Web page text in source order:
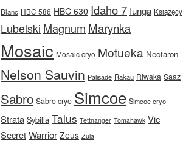
Blanc HBC 586 HBC 630 Idaho 7 Iunga Książęcy
Lubelski Magnum Marynka
Mosaic Mosaic cryo Motueka Nectaron
Nelson Sauvin Palisade Rakau Riwaka Saaz
Sabro Sabro cryo Simcoe Simcoe cryo
Strata Sybilla Talus Tettnanger Tomahawk Vic
SecretWarrior Zeus Zula